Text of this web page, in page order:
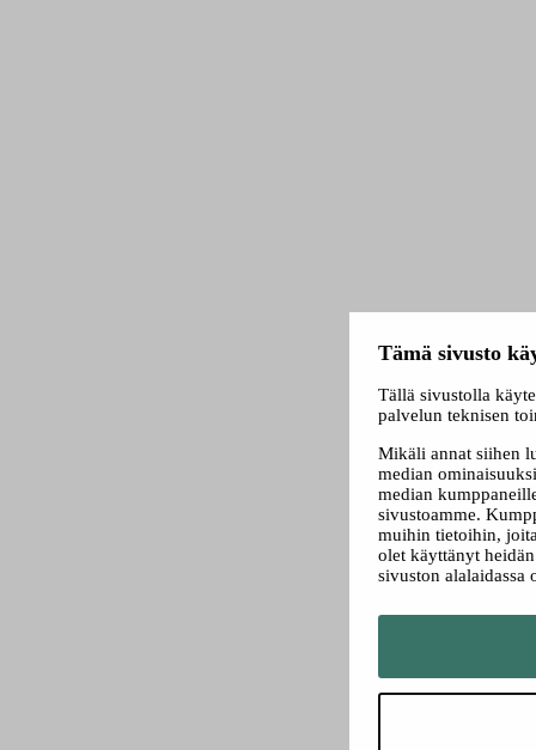
Tämä sivusto
Tällä sivustolla
palvelun teknisen
Mikäli annat siihen
median
median
sivustoamme.
muihin tietoihin,
olet käyttänyt
sivuston alalaidassa